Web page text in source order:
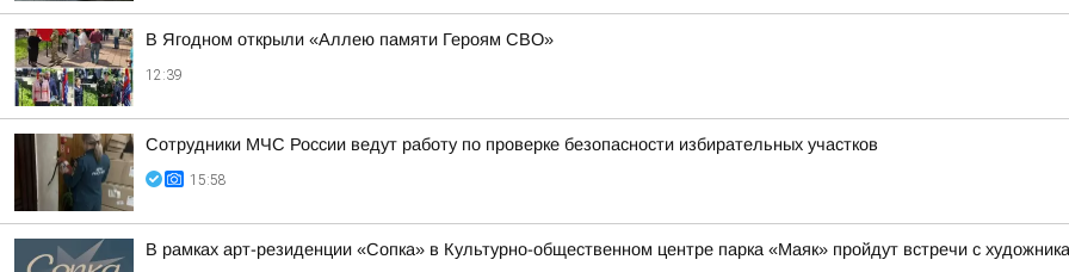
В Ягодном открыли «Аллею памяти Героям СВО»
12:39
Сотрудники МЧС России ведут работу по проверке безопасности избирательных участков
15:58
В рамках арт-резиденции «Сопка» в Культурно-общественном центре парка «Маяк» пройдут встречи с